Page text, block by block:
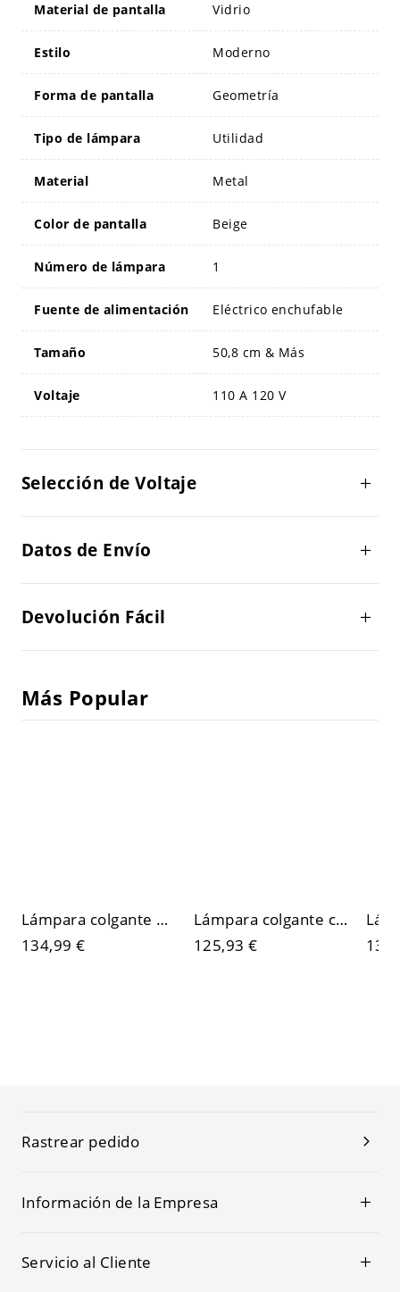
Material de pantalla Vidrio
Estilo Moderno
Forma de pantalla Geometría
Tipo de lámpara Utilidad
Material Metal
Color de pantalla Beige
Número de lámpara 1
Fuente de alimentación Eléctrico enchufable
Tamaño 50,8 cm & Más
Voltaje 110 A 120 V
Selección de Voltaje
Datos de Envío
Devolución Fácil
Más Popular
Lámpara colgante de disco Bauhaus, luminaria LED minimalista suspendida con brillo difuso y acabado de alto brillo
134,99 €
Lámpara colgante contemporánea de latón cepillado, luminaria colgante minimalista negra y dorada para isla de cocina
125,93 €
Rastrear pedido
Información de la Empresa
Servicio al Cliente